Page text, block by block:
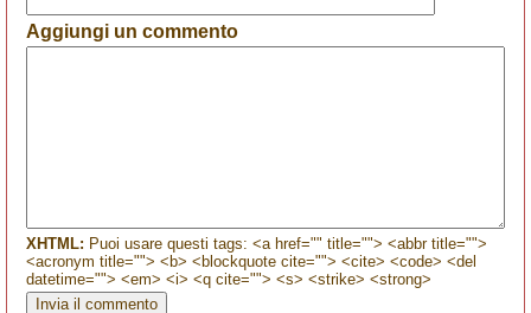
Aggiungi un commento
XHTML: Puoi usare questi tags: <a href="" title=""> <abbr title="">
<acronym title=""> <b> <blockquote cite=""> <cite> <code> <del
datetime=""> <em> <i> <q cite=""> <s> <strike> <strong>